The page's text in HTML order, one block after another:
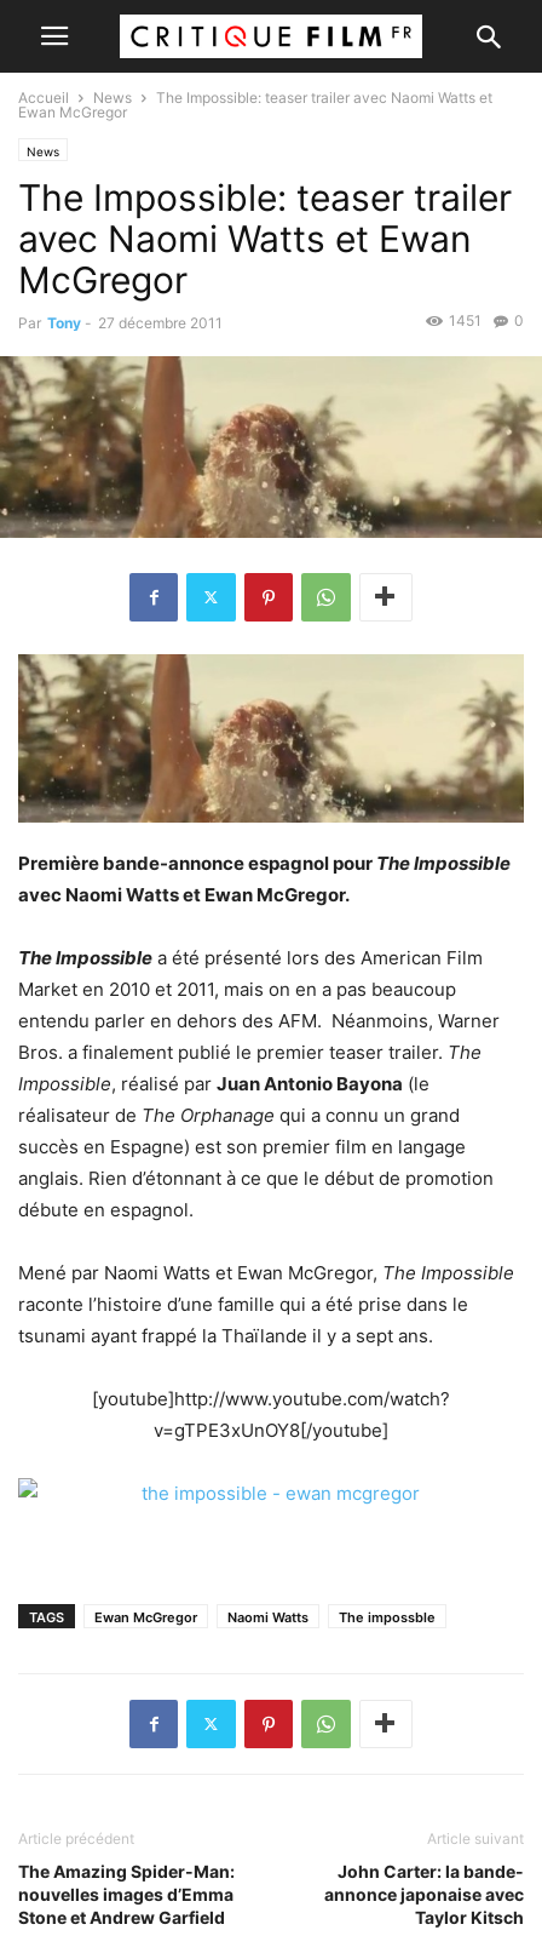
Accueil News
The Impossible: teaser trailer avec Naomi Watts et
Ewan McGregor
News
The Impossible: teaser trailer
avec Naomi Watts et Ewan
McGregor
Par Tony - 27 décembre 2011 0
1451
Première bande-annonce espagnol pour The Impossible
avec Naomi Watts et Ewan McGregor.
The Impossible a été présenté lors des American Film
Market en 2010 et 2011, mais on en a pas beaucoup
entendu parler en dehors des AFM. Néanmoins, Warner
Bros. a finalement publié le premier teaser trailer. The
Impossible, réalisé par Juan Antonio Bayona (le
réalisateur de The Orphanage qui a connu un grand
succès en Espagne) est son premier film en langage
anglais. Rien d’étonnant à ce que le début de promotion
débute en espagnol.
Mené par Naomi Watts et Ewan McGregor, The Impossible
raconte l’histoire d’une famille qui a été prise dans le
tsunami ayant frappé la Thaïlande il y a sept ans.
[youtube]http://www.youtube.com/watch?
v=gTPE3xUnOY8[/youtube]
TAGS Ewan McGregor Naomi Watts The impossble
Article précédent
The Amazing Spider-Man:
nouvelles images d’Emma
Stone et Andrew Garfield
Article suivant
John Carter: la bande-
annonce japonaise avec
Taylor Kitsch